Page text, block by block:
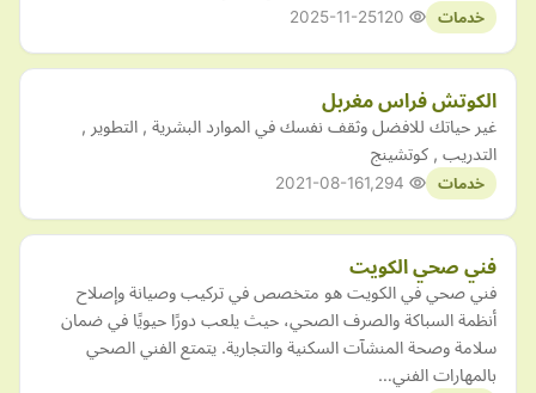
خدمات 2025-11-25
الكوتش فراس مغربل
غير حياتك للافضل وثقف نفسك في الموارد البشرية , التطوير ,
التدريب , كوتشينج
خدمات 2021-08-16
فني صحي الكويت
فني صحي في الكويت هو متخصص في تركيب وصيانة وإصلاح
أنظمة السباكة والصرف الصحي، حيث يلعب دورًا حيويًا في ضمان
سلامة وصحة المنشآت السكنية والتجارية. يتمتع الفني الصحي
بالمهارات الفني…